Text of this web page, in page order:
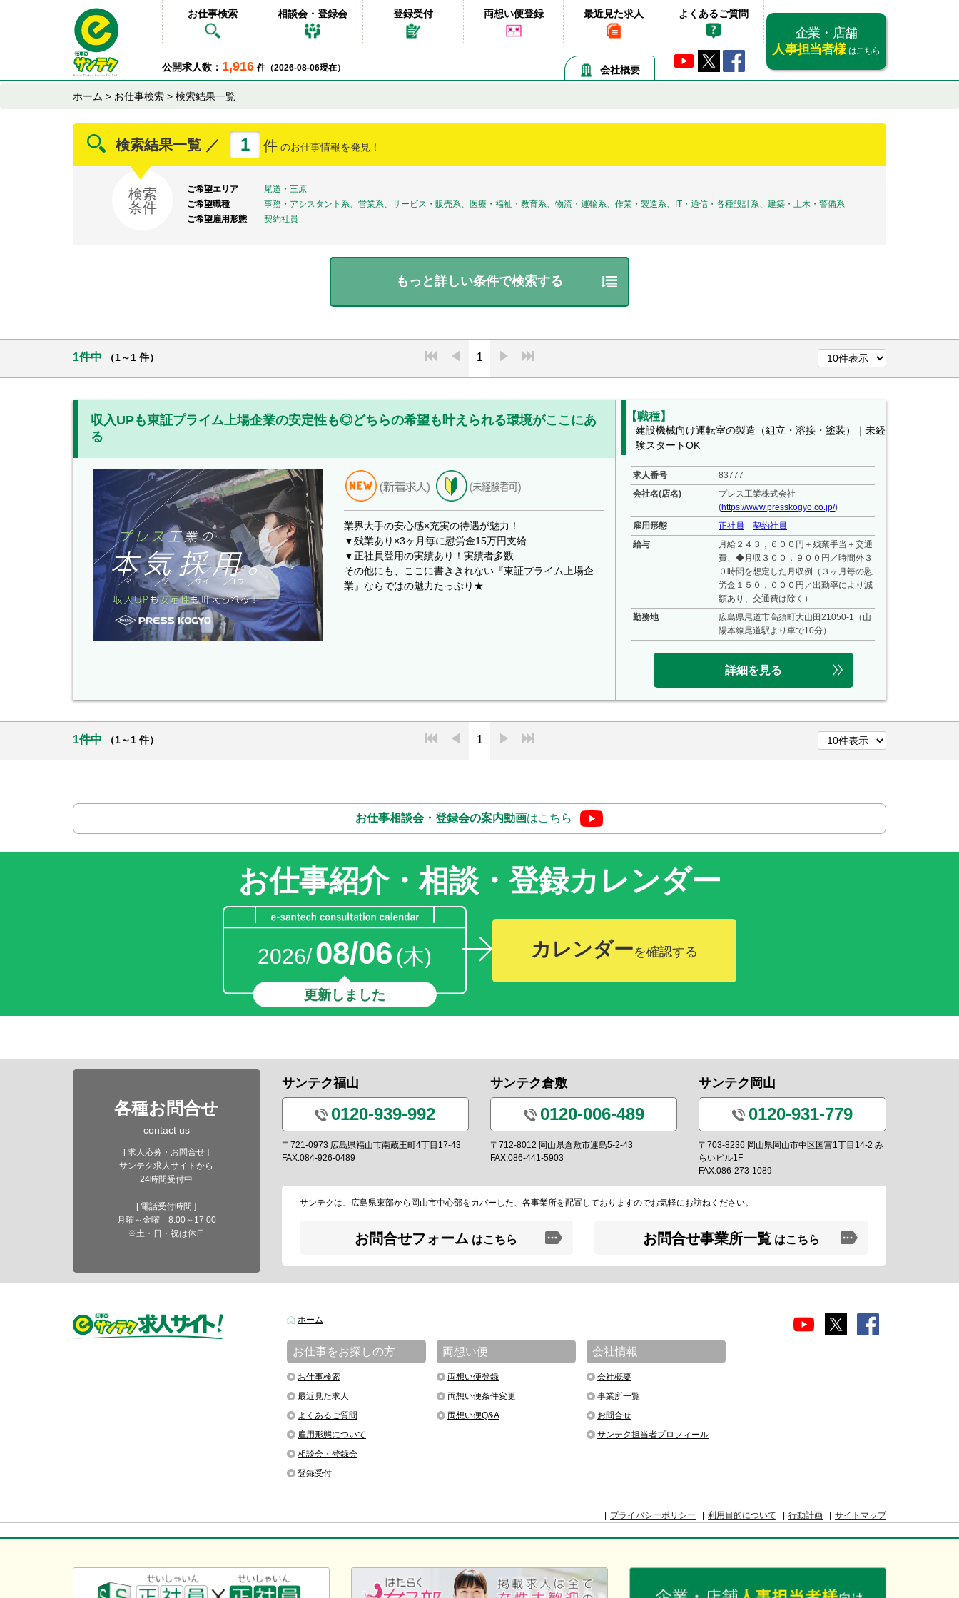
お仕事検索 相談会・登録会 登録受付 両想い便登録 最近見た求人 よくあるご質問
企業・店舗
人事担当者様 はこちら
公開求人数： 1,916 件（2026-08-06現在） 会社概要
ホーム > お仕事検索 > 検索結果一覧
検索結果一覧 ／ 1 件 のお仕事情報を発見！
検索
条件
ご希望エリア
尾道・三原
ご希望職種
事務・アシスタント系、営業系、サービス・販売系、医療・福祉・教育系、物流・運輸系、作業・製造系、IT・通信・各種設計系、建築・土木・警備系
ご希望雇用形態
契約社員
もっと詳しい条件で検索する
1件中 （1～1 件） 1
収入UPも東証プライム上場企業の安定性も◎どちらの希望も叶えられる環境がここにあ
る
業界大手の安心感×充実の待遇が魅力！
▼残業あり×3ヶ月毎に慰労金15万円支給
▼正社員登用の実績あり！実績者多数
その他にも、ここに書ききれない『東証プライム上場企
業』ならではの魅力たっぷり★
【職種】
建設機械向け運転室の製造（組立・溶接・塗装）｜未経
験スタートOK
求人番号
83777
会社名(店名)
プレス工業株式会社
(https://www.presskogyo.co.jp/)
雇用形態
正社員
契約社員
給与
月給２４３，６００円＋残業手当＋交通
費、◆月収３００，９００円／時間外３
０時間を想定した月収例（３ヶ月毎の慰
労金１５０，０００円／出勤率により減
額あり、交通費は除く）
勤務地
広島県尾道市高須町大山田21050-1（山
陽本線尾道駅より車で10分）
詳細を見る
1件中 （1～1 件） 1
お仕事相談会・登録会の案内動画はこちら
お仕事紹介・相談・登録カレンダー
2026/08/06 (木)
更新しました
カレンダーを確認する
各種お問合せ
contact us
[ 求人応募・お問合せ ]
サンテク求人サイトから
24時間受付中
[ 電話受付時間 ]
月曜～金曜 8:00～17:00
※土・日・祝は休日
サンテク福山
0120-939-992
〒721-0973 広島県福山市南蔵王町4丁目17-43
FAX.084-926-0489
サンテク倉敷
0120-006-489
〒712-8012 岡山県倉敷市連島5-2-43
FAX.086-441-5903
サンテク岡山
0120-931-779
〒703-8236 岡山県岡山市中区国富1丁目14-2 み
らいビル1F
FAX.086-273-1089
サンテクは、広島県東部から岡山市中心部をカバーした、各事業所を配置しておりますのでお気軽にお訪ねください。
お問合せフォーム はこちら お問合せ事業所一覧 はこちら
ホーム
お仕事をお探しの方
お仕事検索
最近見た求人
よくあるご質問
雇用形態について
相談会・登録会
登録受付
両想い便
両想い便登録
両想い便条件変更
両想い便Q&A
会社情報
会社概要
事業所一覧
お問合せ
サンテク担当者プロフィール
プライバシーポリシー 利用目的について 行動計画 サイトマップ